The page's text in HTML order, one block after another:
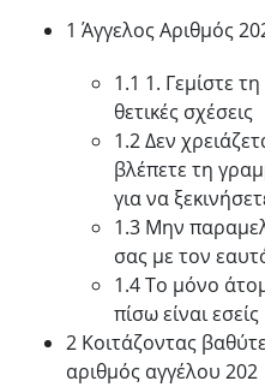
1 Άγγελος Αριθμός
1.1 1. Γεμίστε
θετικές σχέσεις
1.2 Δεν
βλέπετε τη
για να
1.3 Μην
σας με τον
1.4 Το μόνο
πίσω είναι εσείς
2 Κοιτάζοντας
αριθμός αγγέλου 202